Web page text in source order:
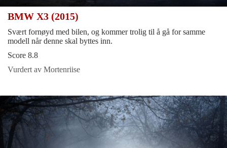
BMW X3 (2015)
Svært fornøyd med bilen, og kommer trolig til å gå for samme
modell når denne skal byttes inn.
Score 8.8
Vurdert av Mortenriise